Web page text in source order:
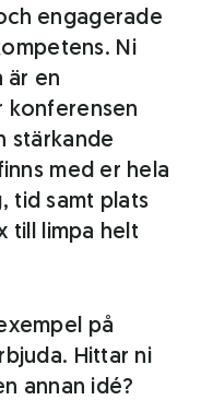
engagerade
Ni
är en
konferensen
stärkande
med er hela
tid samt plats
till limpa helt
på
Hittar ni
annan idé?